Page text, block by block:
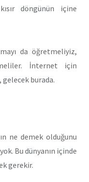
döngünün içine
da öğretmeliyiz,
İnternet için
gelecek burada.
ne demek olduğunu
Bu dünyanın içinde
gerekir.